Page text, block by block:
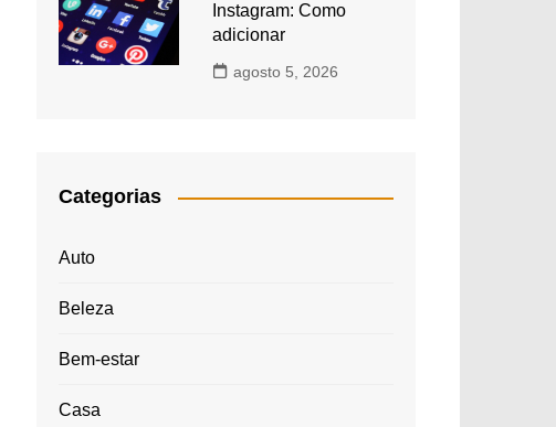
Instagram: Como
adicionar
agosto 5, 2026
Categorias
Auto
Beleza
Bem-estar
Casa